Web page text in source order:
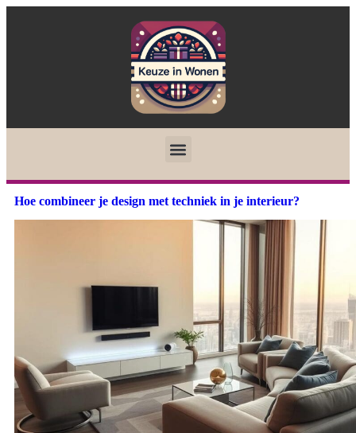
Hoe combineer je design met techniek in je interieur?